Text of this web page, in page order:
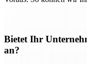
Bietet Ihr
an?